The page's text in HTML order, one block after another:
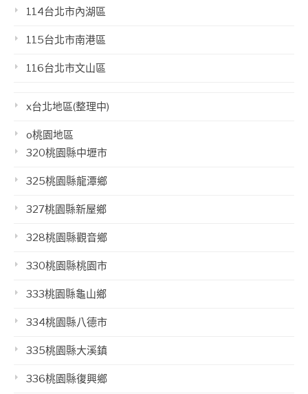
114台北市內湖區
115台北市南港區
116台北市文山區
x台北地區(整理中)
o桃園地區
320桃園縣中壢市
325桃園縣龍潭鄉
327桃園縣新屋鄉
328桃園縣觀音鄉
330桃園縣桃園市
333桃園縣龜山鄉
334桃園縣八德市
335桃園縣大溪鎮
336桃園縣復興鄉